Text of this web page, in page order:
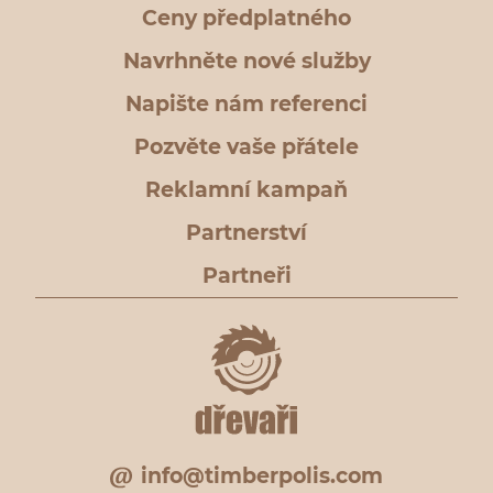
Ceny předplatného
Navrhněte nové služby
Napište nám referenci
Pozvěte vaše přátele
Reklamní kampaň
Partnerství
Partneři
info@timberpolis.com